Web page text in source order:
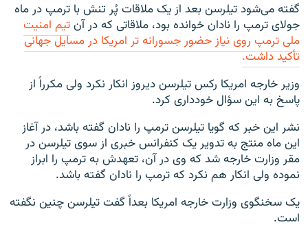
گفته می‌شود تیلرسن بعد از یک ملاقات پُر تنش با ترمپ در ماه
جولای ترمپ را نادان خوانده بود، ملاقاتی که در آنتیم امنیت
ملی ترمپ روی نیاز حضور جسورانه تر امریکا در مسایل جهانی
تأکید داشت.
وزیر خارجه امریکا رکس تیلرسن دیروز انکار نکرد ولی مکرراً از
پاسخ به این سؤال خودداری کرد.
نشر این خبر که گویا تیلرسن ترمپ را نادان گفته باشد، در آغاز
این ماه منتج به تدویر یک کنفرانس خبری از سوی تیلرسن در
مقر وزارت خارجه شد که وی در آن، تعهدش به ترمپ را ابراز
نموده ولی انکار هم نکرد که ترمپ را نادان گفته باشد.
یک سخنگوی وزارت خارجه امریکا بعداً گفت تیلرسن چنین نگفته
است.